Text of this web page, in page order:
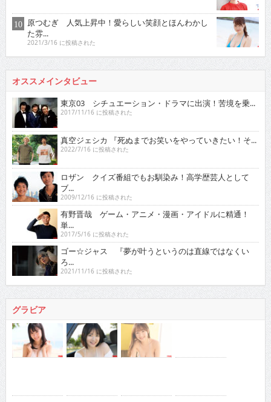
原つむぎ 人気上昇中！愛らしい笑顔とほんわかし
た雰...
2021/3/16 に投稿された
オススメインタビュー
東京03 シチュエーション・ドラマに出演！苦境を乗...
2017/11/16 に投稿された
真空ジェシカ 『死ぬまでお笑いをやっていきたい！そ...
2022/7/16 に投稿された
ロザン クイズ番組でもお馴染み！高学歴芸人として
ブ...
2009/12/16 に投稿された
有野晋哉 ゲーム・アニメ・漫画・アイドルに精通！
単...
2017/5/16 に投稿された
ゴー☆ジャス 『夢が叶うというのは直線ではなくい
ろ...
2021/11/16 に投稿された
グラビア